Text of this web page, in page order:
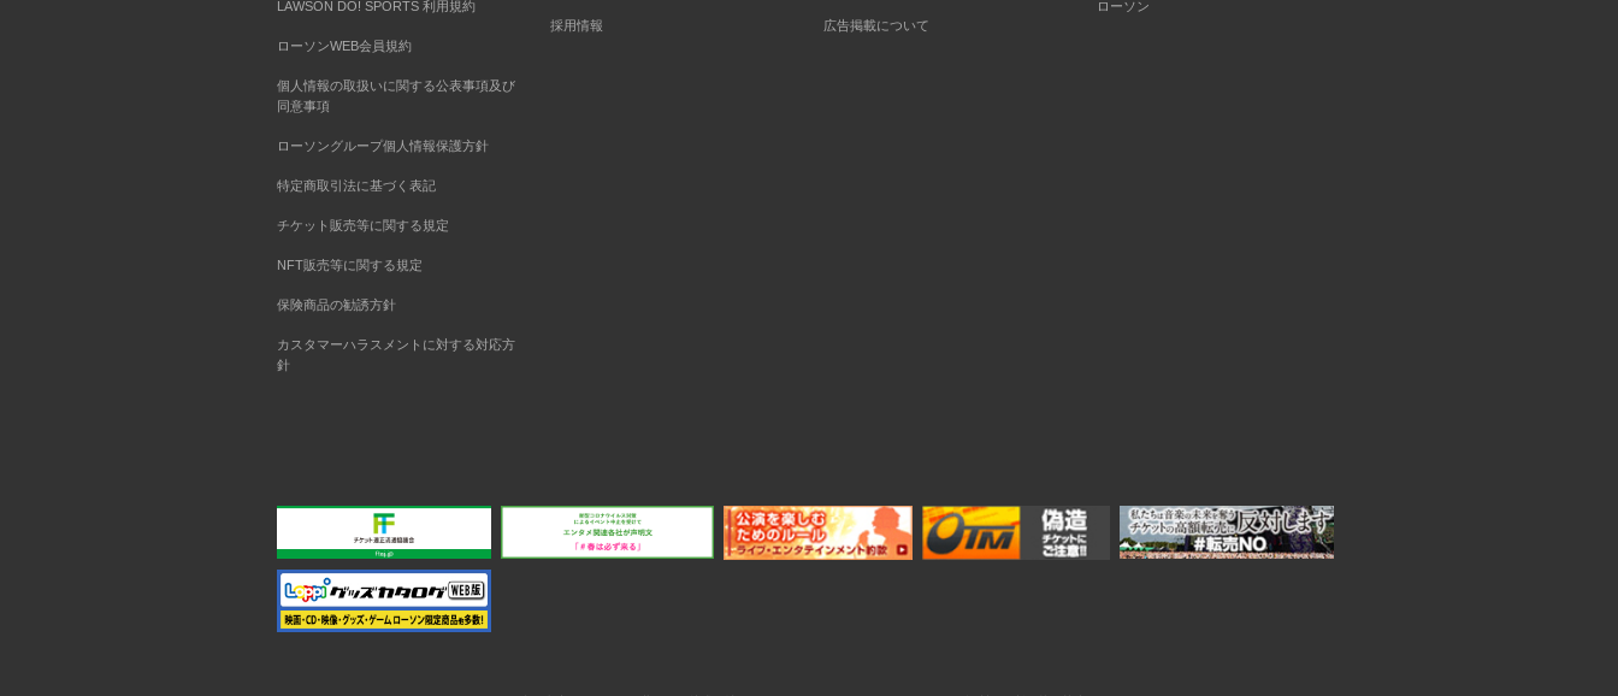
LAWSON DO! SPORTS 利用規約
ローソンWEB会員規約
個人情報の取扱いに関する公表事項及び
同意事項
ローソングループ個人情報保護方針
特定商取引法に基づく表記
チケット販売等に関する規定
NFT販売等に関する規定
保険商品の勧誘方針
カスタマーハラスメントに対する対応方
針
採用情報 広告掲載について
ローソン